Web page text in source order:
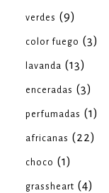
verdes (9)
color fuego (3)
lavanda (13)
enceradas (3)
perfumadas (1)
africanas (22)
choco (1)
grassheart (4)